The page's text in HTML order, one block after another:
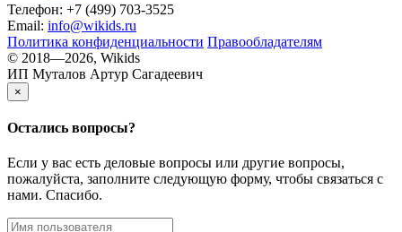
Телефон: +7 (499) 703-3525
Email: info@wikids.ru
Политика конфиденциальности Правообладателям
© 2018—2026, Wikids
ИП Муталов Артур Сагадеевич
×
Остались вопросы?
Если у вас есть деловые вопросы или другие вопросы,
пожалуйста, заполните следующую форму, чтобы связаться с
нами. Спасибо.